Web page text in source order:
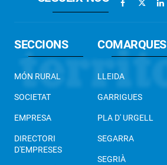
SECCIONS
MÓN RURAL
SOCIETAT
EMPRESA
DIRECTORI
D'EMPRESES
COMARQUES
LLEIDA
GARRIGUES
PLA D' URGELL
SEGARRA
SEGRIÀ